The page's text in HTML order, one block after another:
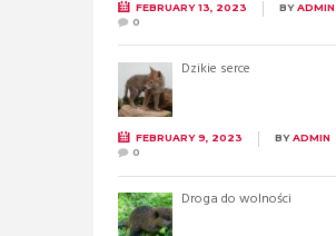
FEBRUARY 13, 2023 BYADMIN
0
Dzikie serce
FEBRUARY 9, 2023 BYADMIN
0
Droga do wolności